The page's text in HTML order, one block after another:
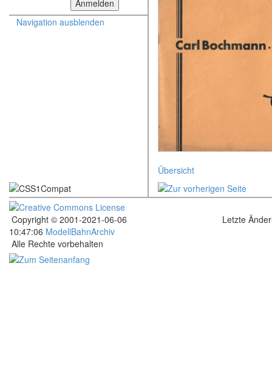
Navigation ausblenden
Übersicht
Copyright © 2001-2021-06-06
10:47:06 ModellBahnArchiv
Letzte
Alle Rechte vorbehalten